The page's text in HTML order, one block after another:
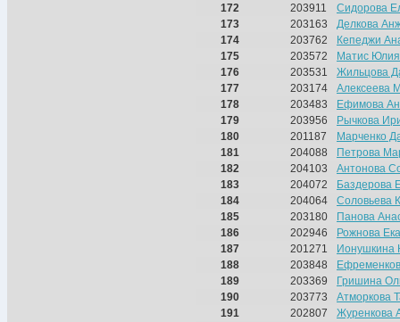
172
203911
Сидорова
173
203163
Делкова
174
203762
Кепеджи
175
203572
Матис Юлия
176
203531
Жильцова
177
203174
Алексеева
178
203483
Ефимова
179
203956
Рычкова
180
201187
Марченко
181
204088
Петрова
182
204103
Антонова
183
204072
Баздерова
184
204064
Соловьева
185
203180
Панова
186
202946
Рожнова
187
201271
Ионушкина
188
203848
189
203369
Гришина
190
203773
Атморкова
191
202807
Журенкова